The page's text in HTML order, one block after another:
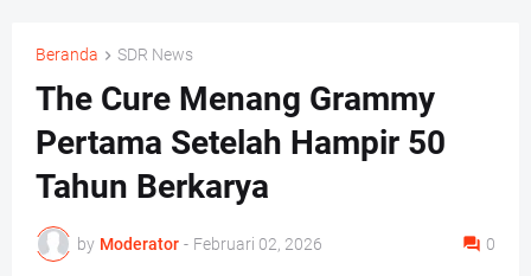
Beranda SDR News
The Cure Menang Grammy
Pertama Setelah Hampir 50
Tahun Berkarya
by Moderator - Februari 02, 2026 0